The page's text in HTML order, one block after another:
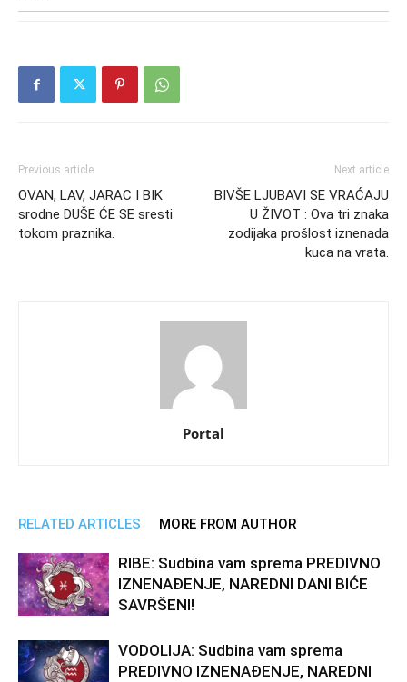
Previous article
OVAN, LAV, JARAC I BIK
srodne DUŠE ĆE SE sresti
tokom praznika.
Next article
BIVŠE LJUBAVI SE VRAĆAJU
U ŽIVOT : Ova tri znaka
zodijaka prošlost iznenada
kuca na vrata.
Portal
RELATED ARTICLES MORE FROM AUTHOR
RIBE: Sudbina vam sprema PREDIVNO
IZNENAĐENJE, NAREDNI DANI BIĆE
SAVRŠENI!
VODOLIJA: Sudbina vam sprema
PREDIVNO IZNENAĐENJE, NAREDNI